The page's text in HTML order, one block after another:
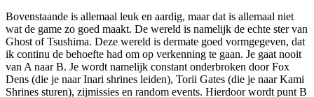
Bovenstaande is allemaal leuk en aardig, maar dat is allemaal niet
wat de game zo goed maakt. De wereld is namelijk de echte ster van
Ghost of Tsushima. Deze wereld is dermate goed vormgegeven, dat
ik continu de behoefte had om op verkenning te gaan. Je gaat nooit
van A naar B. Je wordt namelijk constant onderbroken door Fox
Dens (die je naar Inari shrines leiden), Torii Gates (die je naar Kami
Shrines sturen), zijmissies en random events. Hierdoor wordt punt B